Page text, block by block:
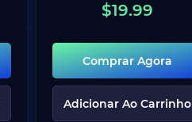
$19.99
Comprar Agora
Adicionar Ao Carrinho